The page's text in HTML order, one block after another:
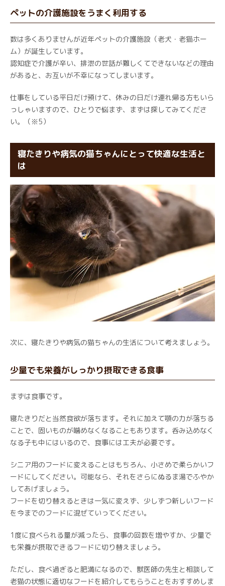
ペットの介護施設をうまく利用する
数は多くありませんが近年ペットの介護施設（老犬・老猫ホー
ム）が誕生しています。
認知症で介護が辛い、排泄の世話が難しくてできないなどの理由
があると、お互いが不幸になってしまいます。
仕事をしている平日だけ預けて、休みの日だけ連れ帰る方もいら
っしゃいますので、ひとりで悩まず、まずは探してみてくださ
い。（※5）
寝たきりや病気の猫ちゃんにとって快適な生活と
は
次に、寝たきりや病気の猫ちゃんの生活について考えましょう。
少量でも栄養がしっかり摂取できる食事
まずは食事です。
寝たきりだと当然食欲が落ちます。それに加えて顎の力が落ちる
ことで、固いものが噛めなくなることもあります。呑み込めなく
なる子も中にはいるので、食事には工夫が必要です。
シニア用のフードに変えることはもちろん、小さめで柔らかいフ
ードにしてください。可能なら、それをさらにぬるま湯でふやか
してあげましょう。
フードを切り替えるときは一気に変えず、少しずつ新しいフード
を今までのフードに混ぜていってください。
1度に食べられる量が減ったら、食事の回数を増やすか、少量で
も栄養が摂取できるフードに切り替えましょう。
ただし、食べ過ぎると肥満になるので、獣医師の先生と相談して
老猫の状態に適切なフードを紹介してもらうことをおすすめしま